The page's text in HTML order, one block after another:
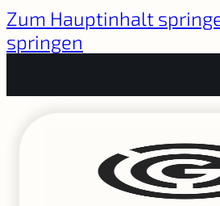
Zum Hauptinhalt
springen